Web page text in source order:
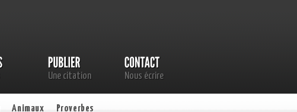
Une citation Nous écrire
Animaux Proverbes